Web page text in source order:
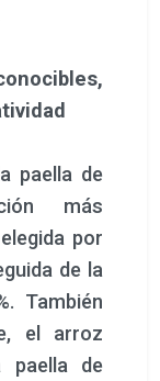
paella de
más
por
de la
También
el arroz
paella de